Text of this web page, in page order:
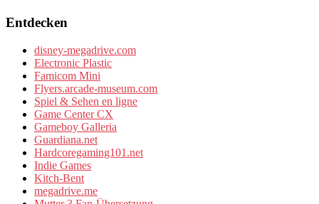
Entdecken
disney-megadrive.com
Electronic Plastic
Famicom Mini
Flyers.arcade-museum.com
Spiel & Sehen en ligne
Game Center CX
Gameboy Galleria
Guardiana.net
Hardcoregaming101.net
Indie Games
Kitch-Bent
megadrive.me